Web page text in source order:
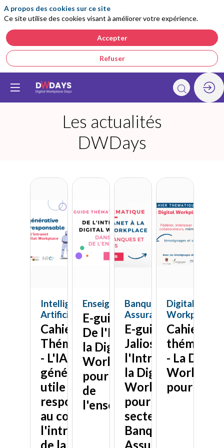
Les actualités
DWDays
Intelligence
Artificielle
Cahier
Thématique
- L'IA
générative,
utile et
responsable
au cœur de
l'intranet et
de la Digital
Enseignement
E-guide Jalios -
De l'Intranet à
la Digital
Workplace
pour le secteur
de
l'enseignement
Banque &
Assurance
E-guide
Jalios - De
l'Intranet à
la Digital
Workplace
pour le
secteur
Banque et
Assurance
Digital
Workplace
Cahier
- La Digital
pour tous
A propos des cookies sur ce site
Ce site utilise des cookies visant à améliorer votre expérience.
Accepter
Refuser